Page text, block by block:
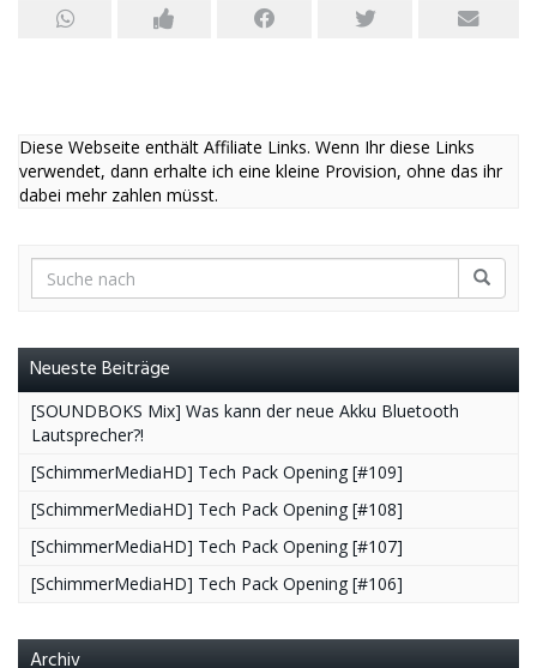
Diese Webseite enthält Affiliate Links. Wenn Ihr diese Links
verwendet, dann erhalte ich eine kleine Provision, ohne das ihr
dabei mehr zahlen müsst.
Neueste Beiträge
[SOUNDBOKS Mix] Was kann der neue Akku Bluetooth
Lautsprecher?!
[SchimmerMediaHD] Tech Pack Opening [#109]
[SchimmerMediaHD] Tech Pack Opening [#108]
[SchimmerMediaHD] Tech Pack Opening [#107]
[SchimmerMediaHD] Tech Pack Opening [#106]
Archiv